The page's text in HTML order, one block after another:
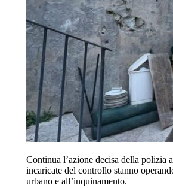
Continua l’azione decisa della polizia
incaricate del controllo stanno
urbano e all’inquinamento.